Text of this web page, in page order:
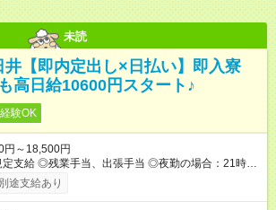
未読
井【即内定出し×日払い】即入寮
高日給10600円スタート♪
験OK
円～18,500円
支給 ◎残業手当、出張手当 ◎夜勤の場合：21時～
増給与 ◎日払い・週払い可(希望者／条件有) ◎食事サ
39
途支給あり